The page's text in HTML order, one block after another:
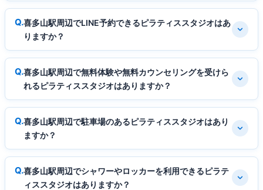
喜多山駅周辺でLINE予約できるピラティススタジオはあ
りますか？
喜多山駅周辺で無料体験や無料カウンセリングを受けら
れるピラティススタジオはありますか？
喜多山駅周辺で駐車場のあるピラティススタジオはあり
ますか？
喜多山駅周辺でシャワーやロッカーを利用できるピラテ
ィススタジオはありますか？